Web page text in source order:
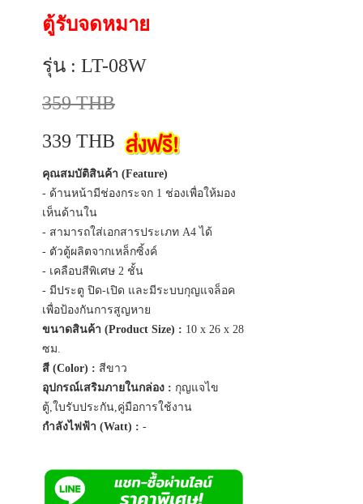
ตู้รับจดหมาย
รุ่น : LT-08W
359 THB
339 THB
คุณสมบัติสินค้า (Feature)
- ด้านหน้ามีช่องกระจก 1 ช่องเพื่อให้มอง
เห็นด้านใน
- สามารถใส่เอกสารประเภท A4 ได้
- ตัวตู้ผลิตจากเหล็กซิ้งค์
- เคลือบสีพิเศษ 2 ชั้น
- มีประตู ปิด-เปิด และมีระบบกุญแจล็อค
เพื่อป้องกันการสูญหาย
ขนาดสินค้า (Product Size) : 10 x 26 x 28
ซม.
สี (Color) : สีขาว
อุปกรณ์เสริมภายในกล่อง : กุญแจไข
ตู้,ใบรับประกัน,คู่มือการใช้งาน
กำลังไฟฟ้า (Watt) : -